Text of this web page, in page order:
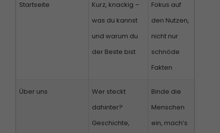
Startseite
Kurz, knackig –
was du kannst
und warum du
der Beste bist
Fokus auf
den Nutzen,
nicht nur
schnöde
Fakten
Über uns
Wer steckt
dahinter?
Geschichte,
Binde die
Menschen
ein, mach’s